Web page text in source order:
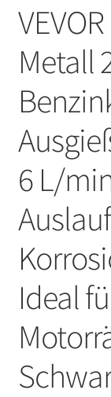
Metall
6 L/
Ideal